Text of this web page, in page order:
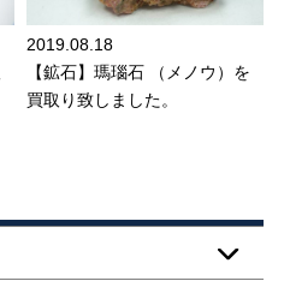
2019.08.18
【鉱石】瑪瑙石 （メノウ）を
買取り致しました。